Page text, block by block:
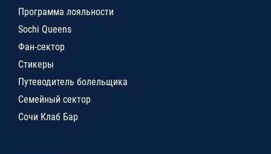
Программа лояльности
Sochi Queens
Фан-сектор
Стикеры
Путеводитель болельщика
Семейный сектор
Сочи Клаб Бар